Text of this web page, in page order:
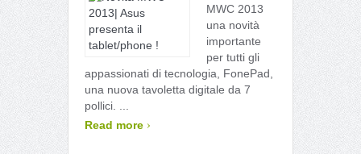
MWC 2013
una novità
importante
per tutti gli
appassionati di tecnologia, FonePad,
una nuova tavoletta digitale da 7
pollici. ...
Read more ›